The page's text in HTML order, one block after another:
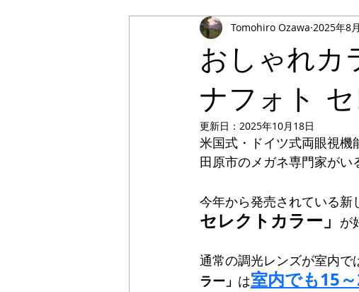
不同視メガネ 偏頭痛光過敏症対策メガ
ビジョントレーニング レンズについて
疲れ目緩和メガネ 白内障術後メガネ
偏光レンズ 調光レンズ
Einklair omodok ト
おしゃれ
ナフォト セ
Tomohiro Ozawa 2025年8
更新日： 2025年10月18日
米国式・ドイツ式両眼視機
田原市のメガネ専門家がい
今年から発売されている
セレクトカラー」 が
通常の調光レンズが室内で
ラー」 は室内でも15